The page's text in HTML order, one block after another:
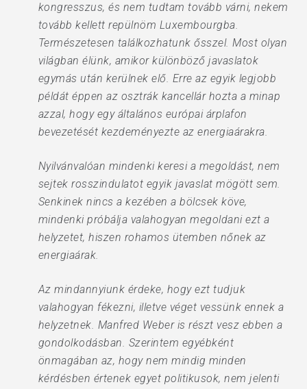
kongresszus, és nem tudtam tovább várni, nekem
tovább kellett repülnöm Luxembourgba.
Természetesen találkozhatunk ősszel. Most olyan
világban élünk, amikor különböző javaslatok
egymás után kerülnek elő. Erre az egyik legjobb
példát éppen az osztrák kancellár hozta a minap
azzal, hogy egy általános európai árplafon
bevezetését kezdeményezte az energiaárakra.
Nyilvánvalóan mindenki keresi a megoldást, nem
sejtek rosszindulatot egyik javaslat mögött sem.
Senkinek nincs a kezében a bölcsek köve,
mindenki próbálja valahogyan megoldani ezt a
helyzetet, hiszen rohamos ütemben nőnek az
energiaárak.
Az mindannyiunk érdeke, hogy ezt tudjuk
valahogyan fékezni, illetve véget vessünk ennek a
helyzetnek. Manfred Weber is részt vesz ebben a
gondolkodásban. Szerintem egyébként
önmagában az, hogy nem mindig minden
kérdésben értenek egyet politikusok, nem jelenti